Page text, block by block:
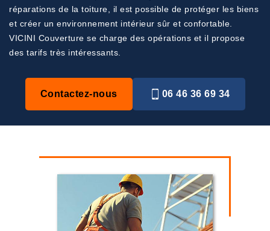
réparations de la toiture, il est possible de protéger les biens
et créer un environnement intérieur sûr et confortable.
VICINI Couverture se charge des opérations et il propose
des tarifs très intéressants.
Contactez-nous 06 46 36 69 34